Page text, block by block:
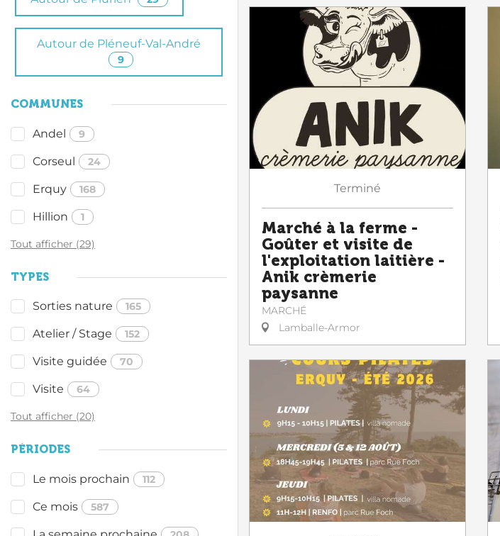
Autour de Pléneuf-Val-André
9
COMMUNES
Andel 9
Corseul 24
Erquy 168
Hillion 1
Tout afficher (29)
TYPES
Sorties nature 165
Atelier / Stage 152
Visite guidée 70
Visite 64
Tout afficher (20)
PÉRIODES
Le mois prochain 112
Ce mois 587
Terminé
Marché à la ferme -
Goûter et visite de
l'exploitation laitière -
Anik crèmerie
paysanne
MARCHÉ
Lamballe-Armor